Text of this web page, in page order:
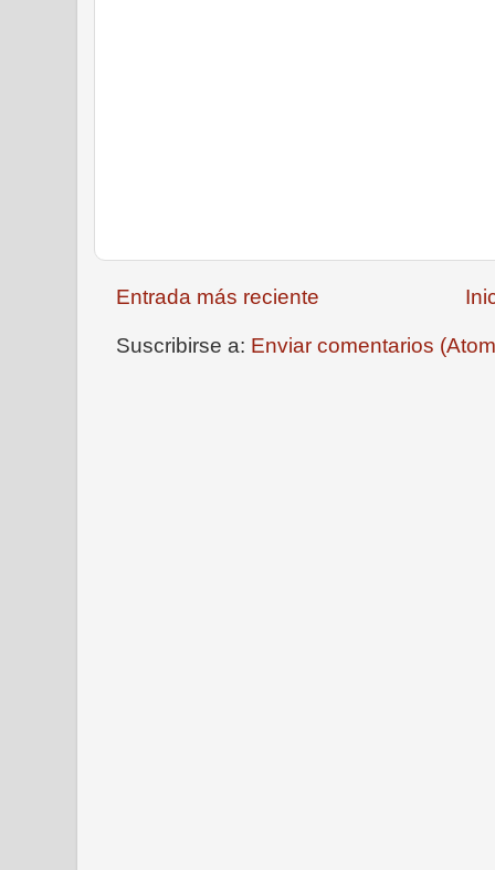
Entrada más reciente
Suscribirse a: Enviar comentarios